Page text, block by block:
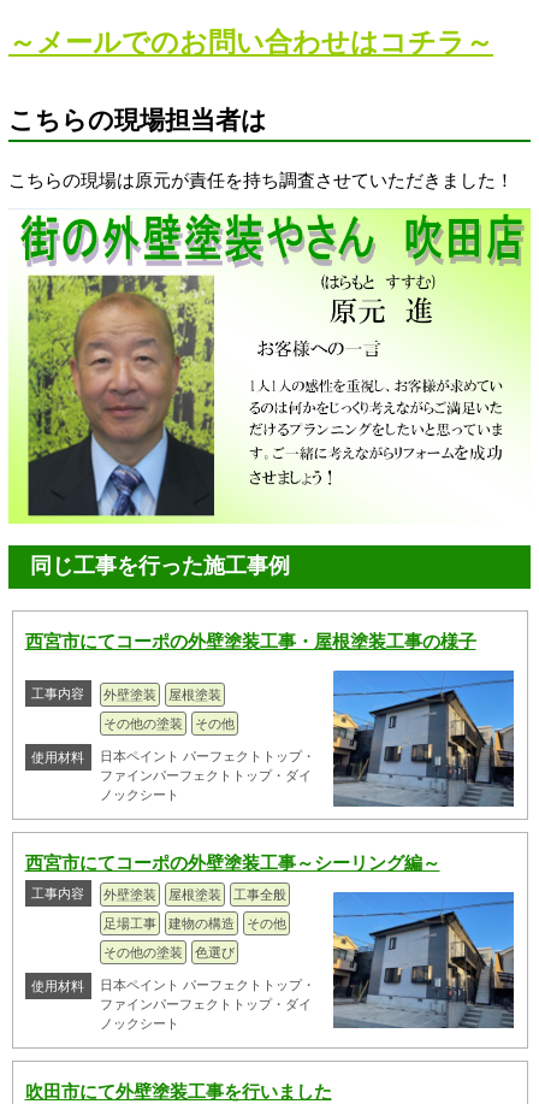
～メールでのお問い合わせはコチラ～
こちらの現場担当者は
こちらの現場は原元が責任を持ち調査させていただきました！
同じ工事を行った施工事例
西宮市にてコーポの外壁塗装工事・屋根塗装工事の様子
工事内容 外壁塗装
屋根塗装
その他の塗装
その他
使用材料
日本ペイント パーフェクトトップ・
ファインパーフェクトトップ・ダイ
ノックシート
西宮市にてコーポの外壁塗装工事～シーリング編～
工事内容 外壁塗装 屋根塗装
工事全般
足場工事
建物の構造
その他
その他の塗装
色選び
使用材料
日本ペイント パーフェクトトップ・
ファインパーフェクトトップ・ダイ
ノックシート
吹田市にて外壁塗装工事を行いました